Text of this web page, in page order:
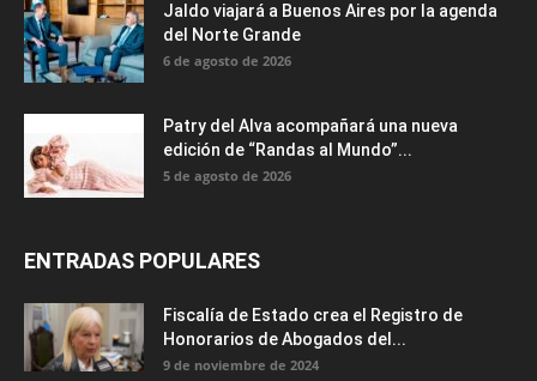
Jaldo viajará a Buenos Aires por la agenda
del Norte Grande
6 de agosto de 2026
Patry del Alva acompañará una nueva
edición de “Randas al Mundo”...
5 de agosto de 2026
ENTRADAS POPULARES
Fiscalía de Estado crea el Registro de
Honorarios de Abogados del...
9 de noviembre de 2024